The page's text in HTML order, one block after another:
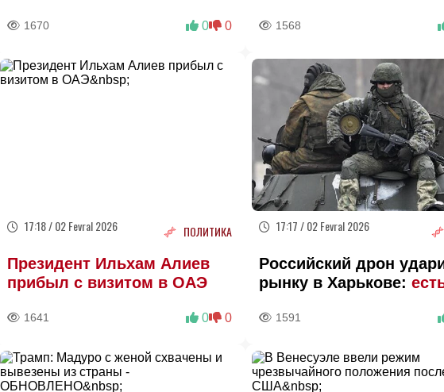
1670 0 0 1568
17:18 / 02 Fevral 2026 ПОЛИТИКА
Президент Ильхам Алиев
прибыл с визитом в ОАЭ
1641 0 0
17:17 / 02 Fevral 2026
Российский дрон
рынку в Харькове:
1591